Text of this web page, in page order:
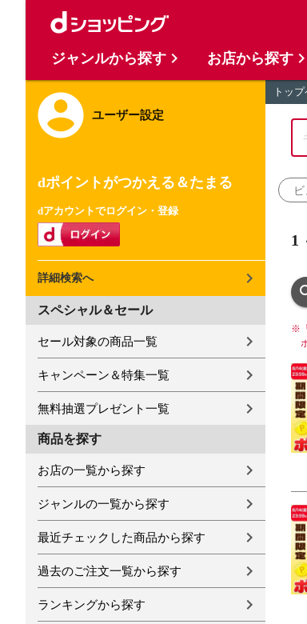
ユーザー設定
dポイントがつかえる＆たまる
dアカウントでログイン・登録
詳細検索へ
スペシャル＆セール
セール対象の商品一覧
キャンペーン＆特集一覧
無料抽選プレゼント一覧
商品を探す
お店の一覧から探す
ジャンルの一覧から探す
最近チェックした商品から探す
過去のご注文一覧から探す
ランキングから探す
トッ
1
※
ジャンルから探す お店から探す